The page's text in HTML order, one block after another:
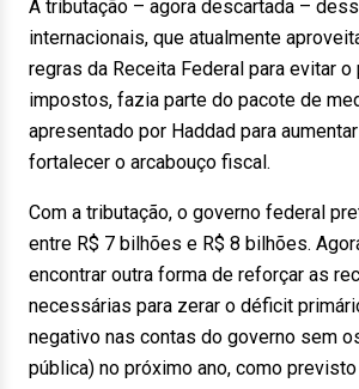
A tributação – agora descartada –
internacionais, que atualmente
regras da Receita Federal para evitar o
impostos, fazia parte do pacote de
apresentado por Haddad para
fortalecer o arcabouço fiscal.
Com a tributação, o governo federal
entre R$ 7 bilhões e R$ 8 bilhões.
encontrar outra forma de reforçar as
necessárias para zerar o déficit
negativo nas contas do governo sem
pública) no próximo ano, como